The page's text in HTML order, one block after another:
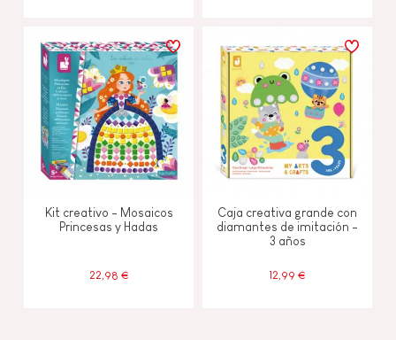
Kit creativo - Mosaicos
Princesas y Hadas
22,98 €
Caja creativa grande con
diamantes de imitación -
3 años
12,99 €